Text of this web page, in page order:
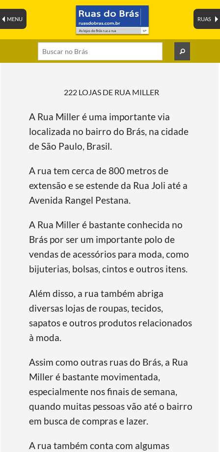
RUAS
MENU
222 LOJAS DE RUA MILLER
A Rua Miller é uma importante via
localizada no bairro do Brás, na cidade
de São Paulo, Brasil.
A rua tem cerca de 800 metros de
extensão e se estende da Rua Joli até a
Avenida Rangel Pestana.
A Rua Miller é bastante conhecida no
Brás por ser um importante polo de
vendas de acessórios para moda, como
bijuterias, bolsas, cintos e outros itens.
Além disso, a rua também abriga
diversas lojas de roupas, tecidos,
sapatos e outros produtos relacionados
à moda.
Assim como outras ruas do Brás, a Rua
Miller é bastante movimentada,
especialmente nos finais de semana,
quando muitas pessoas vão até o bairro
em busca de compras e lazer.
A rua também conta com algumas